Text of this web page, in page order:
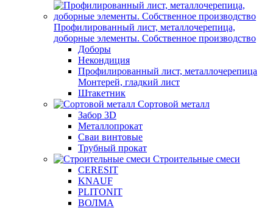
Профилированный лист, металлочерепица,
доборные элементы. Собственное производство
Доборы
Некондиция
Профилированный лист, металлочерепица
Монтерей, гладкий лист
Штакетник
Сортовой металл
Забор 3D
Металлопрокат
Сваи винтовые
Трубный прокат
Строительные смеси
CERESIT
KNAUF
PLITONIT
ВОЛМА